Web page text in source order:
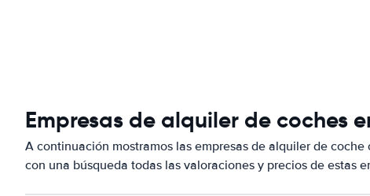
Empresas de alquiler de coches
A continuación mostramos las empresas de alquiler de
con una búsqueda todas las valoraciones y precios de estas